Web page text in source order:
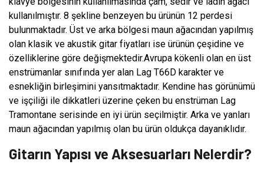
kullanılmıştır. 8 şekline benzeyen bu ürünün 12 perdesi
bulunmaktadır. Üst ve arka bölgesi maun ağacından yapılmış
olan klasik ve akustik gitar fiyatları ise ürünün çeşidine ve
özelliklerine göre değişmektedir.Avrupa kökenli olan en üst
enstrümanlar sınıfında yer alan Lag T66D karakter ve
esnekliğin birleşimini yansıtmaktadır. Kendine has görünümü
ve işçiliği ile dikkatleri üzerine çeken bu enstrüman Lag
Tramontane serisinde en iyi ürün seçilmiştir. Arka ve yanları
maun ağacından yapılmış olan bu ürün oldukça dayanıklıdır.
Gitarın Yapısı ve Aksesuarları Nelerdir?